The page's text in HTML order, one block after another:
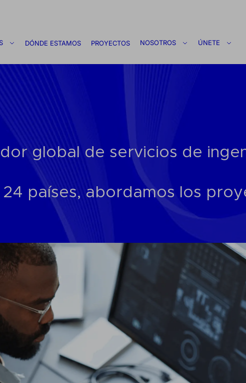
DÓNDE ESTAMOS PROYECTOS NOSOTROS ÚNETE
global de servicios de
países, abordamos los